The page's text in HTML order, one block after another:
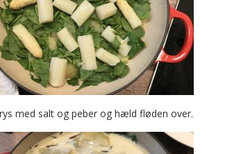
med salt og peber og hæld fløden over.